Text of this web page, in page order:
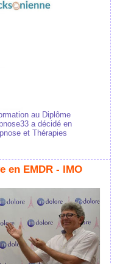
au Diplôme
a décidé en
et Thérapies
en EMDR - IMO